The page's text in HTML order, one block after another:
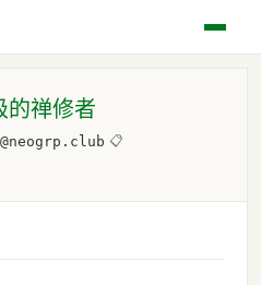
的禅修者
📋